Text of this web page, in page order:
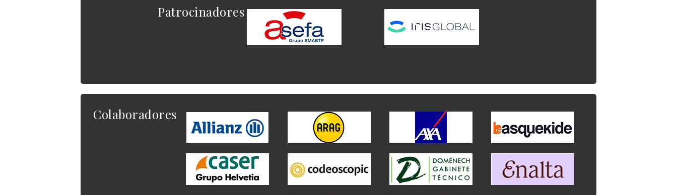
Patrocinadores
Colaboradores